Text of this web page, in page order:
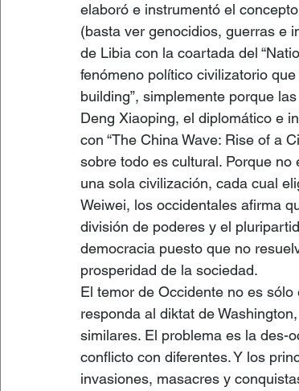
elaboró e instrumentó el
(basta ver genocidios, guerras e
de Libia con la coartada del
fenómeno político civilizatorio
building”, simplemente porque
Deng Xiaoping, el diplomático e
con “The China Wave: Rise of a
sobre todo es cultural. Porque
una sola civilización, cada cual
Weiwei, los occidentales afirma
división de poderes y el
democracia puesto que no
prosperidad de la sociedad.
El temor de Occidente no es
responda al diktat de
similares. El problema es la des-
conflicto con diferentes. Y los
invasiones, masacres y